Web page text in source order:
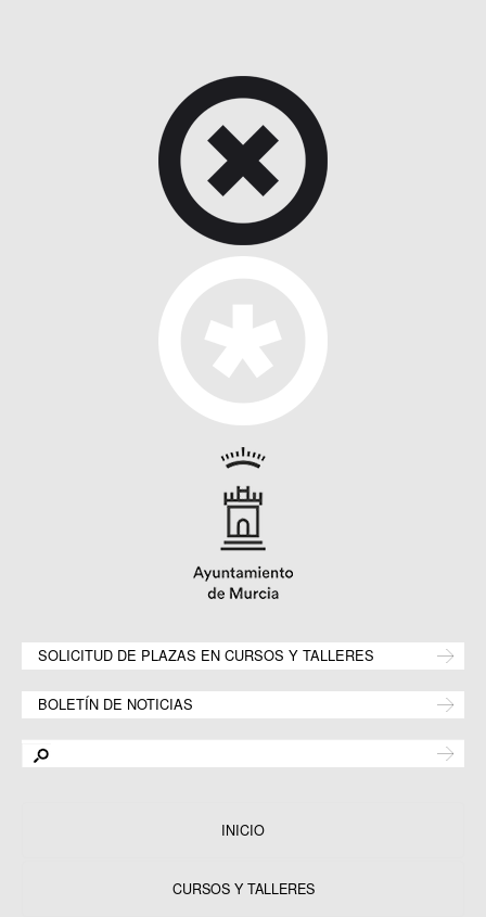
SOLICITUD DE PLAZAS EN CURSOS Y TALLERES
BOLETÍN DE NOTICIAS
INICIO
CURSOS Y TALLERES